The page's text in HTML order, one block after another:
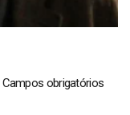
Campos obrigatórios